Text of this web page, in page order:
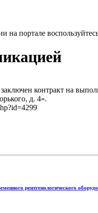
портале
контракт на
д. 4».
рентгенологического